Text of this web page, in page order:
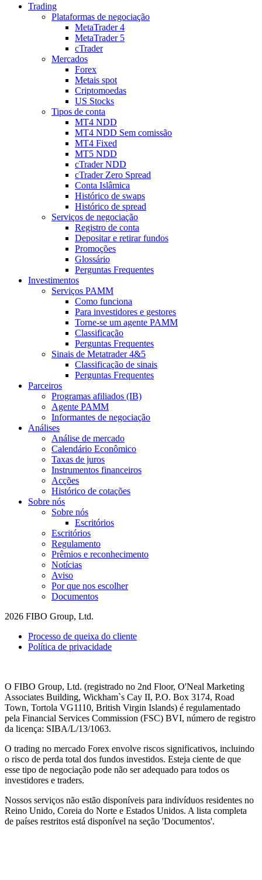
Trading
Plataformas de negociação
MetaTrader 4
MetaTrader 5
cTrader
Mercados
Forex
Metais spot
Criptomoedas
US Stocks
Tipos de conta
MT4 NDD
MT4 NDD Sem comissão
MT4 Fixed
MT5 NDD
cTrader NDD
cTrader Zero Spread
Conta Islâmica
Histórico de swaps
Histórico de spread
Serviços de negociação
Registro de conta
Depositar e retirar fundos
Promoções
Glossário
Perguntas Frequentes
Investimentos
Serviços PAMM
Como funciona
Para investidores e gestores
Torne-se um agente PAMM
Classificação
Perguntas Frequentes
Sinais de Metatrader 4&5
Classificação de sinais
Perguntas Frequentes
Parceiros
Programas afiliados (IB)
Agente PAMM
Informantes de negociação
Análises
Análise de mercado
Calendário Econômico
Taxas de juros
Instrumentos financeiros
Acções
Histórico de cotações
Sobre nós
Sobre nós
Escritórios
Escritórios
Regulamento
Prêmios e reconhecimento
Notícias
Aviso
Por que nos escolher
Documentos
2026 FIBO Group, Ltd.
Processo de queixa do cliente
Política de privacidade
O FIBO Group, Ltd. (registrado no 2nd Floor, O'Neal Marketing
Associates Building, Wickham`s Cay II, P.O. Box 3174, Road
Town, Tortola VG1110, British Virgin Islands) é regulamentado
pela Financial Services Commission (FSC) BVI, número de registro
da licença: SIBA/L/13/1063.
O trading no mercado Forex envolve riscos significativos, incluindo
o risco de perda total dos fundos investidos. Esteja ciente de que
esse tipo de negociação pode não ser adequado para todos os
investidores e traders.
Nossos serviços não estão disponíveis para indivíduos residentes no
Reino Unido, Coreia do Norte e Estados Unidos. A lista completa
de países restritos está disponível na seção 'Documentos'.